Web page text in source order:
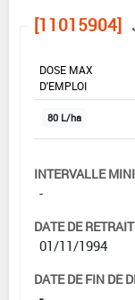
[11015904]
DOSE MAX
D'EMPLOI
80 L/ha
INTERVALLE
-
DATE DE
01/11/1994
DATE DE FIN DE